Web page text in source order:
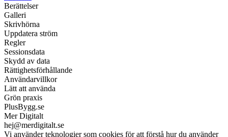
Berättelser
Galleri
Skrivhörna
Uppdatera ström
Regler
Sessionsdata
Skydd av data
Rättighetsförhållande
Användarvillkor
Lätt att använda
Grön praxis
PlusBygg.se
Mer Digitalt
hej@merdigitalt.se
Vi använder teknologier som cookies för att förstå hur du använder